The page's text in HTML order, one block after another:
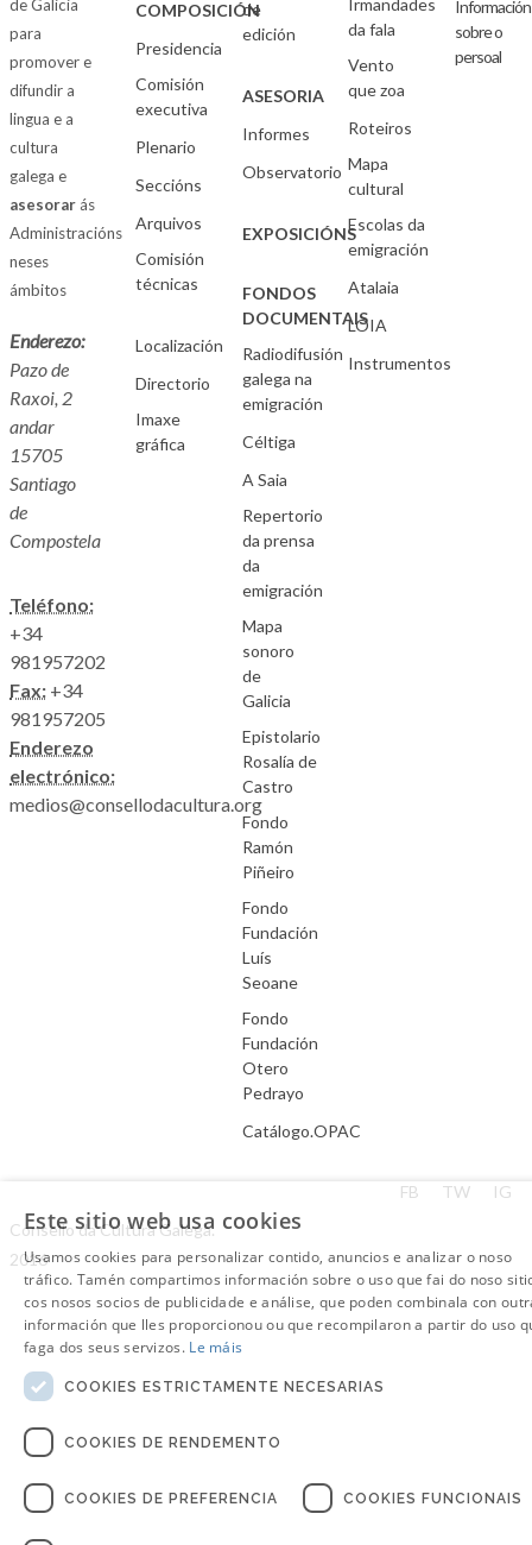
de Galicia
para
promover e
difundir a
lingua e a
cultura
galega e
asesorarás
Administracións
neses
ámbitos
Enderezo:
Pazo de
Raxoi, 2
andar
15705
Santiago
de
Compostela
Teléfono:
+34
981957202
Fax: +34
981957205
Enderezo
electrónico:
medios@consellodacultura.org
COMPOSICIÓN
Presidencia
Comisión
executiva
Plenario
Seccións
Arquivos
Comisión
técnicas
Localización
Directorio
Imaxe
gráfica
de
edición
ASESORIA
Informes
Observatorio
EXPOSICIÓNS
FONDOS
DOCUMENTAIS
Radiodifusión
galega na
emigración
Céltiga
A Saia
Repertorio
da prensa
da
emigración
Mapa
sonoro
de
Galicia
Epistolario
Rosalía de
Castro
Fondo
Ramón
Piñeiro
Fondo
Fundación
Luís
Seoane
Fondo
Fundación
Otero
Pedrayo
Catálogo.OPAC
Irmandades
da fala
Vento
que zoa
Roteiros
Mapa
cultural
Escolas da
emigración
Atalaia
LOIA
Instrumentos
Información
sobre o
persoal
Consello da Cultura Galega.
2016
FB TW IG
Este sitio web usa cookies
Usamos cookies para personalizar contido, anuncios e analizar o noso
tráfico. Tamén compartimos información sobre o uso que fai do noso
cos nosos socios de publicidade e análise, que poden combinala con
información que lles proporcionou ou que recompilaron a partir do uso
faga dos seus servizos. Le máis
COOKIES ESTRICTAMENTE NECESARIAS
COOKIES DE RENDEMENTO
COOKIES DE PREFERENCIA COOKIES FUNCIONAIS